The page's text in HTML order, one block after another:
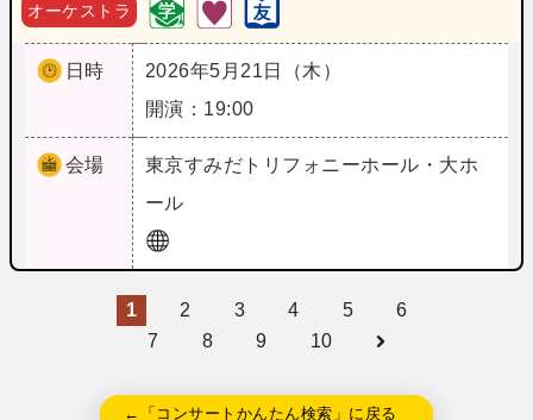
オーケストラ
日時
2026年5月21日（木）
開演：19:00
会場 東京すみだトリフォニーホール・大ホ
ール
1 2 3 4 5
6
7
8 9 10
←「コンサートかんたん検索」に戻る